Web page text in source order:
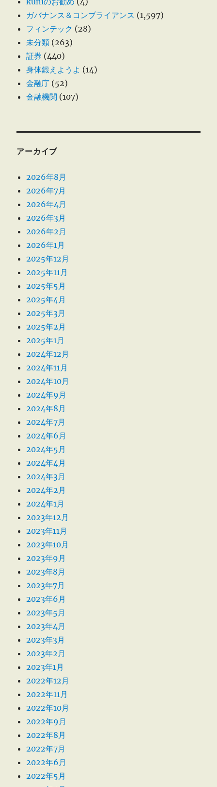
ガバナンス＆コンプライアンス (1,597)
フィンテック (28)
未分類 (263)
証券 (440)
身体鍛えようよ (14)
金融庁 (52)
金融機関 (107)
アーカイブ
2026年8月
2026年7月
2026年4月
2026年3月
2026年2月
2026年1月
2025年12月
2025年11月
2025年5月
2025年4月
2025年3月
2025年2月
2025年1月
2024年12月
2024年11月
2024年10月
2024年9月
2024年8月
2024年7月
2024年6月
2024年5月
2024年4月
2024年3月
2024年2月
2024年1月
2023年12月
2023年11月
2023年10月
2023年9月
2023年8月
2023年7月
2023年6月
2023年5月
2023年4月
2023年3月
2023年2月
2023年1月
2022年12月
2022年11月
2022年10月
2022年9月
2022年8月
2022年7月
2022年6月
2022年5月